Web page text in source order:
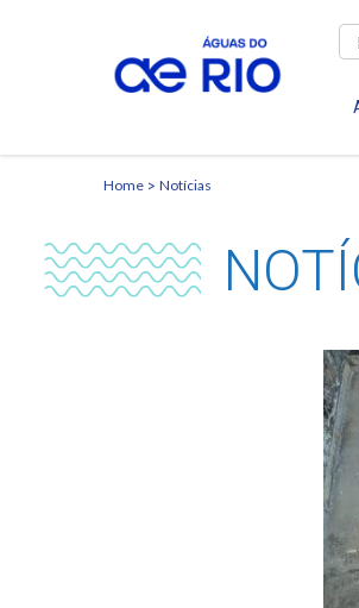
Home Notícias